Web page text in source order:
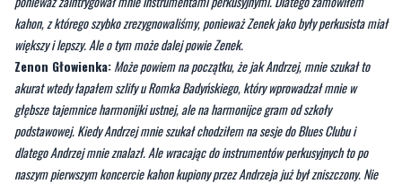
kahon, z którego szybko zrezygnowaliśmy, ponieważ Zenek jako były perkusista miał
większy i lepszy. Ale o tym może dalej powie Zenek.
Zenon Głowienka:Może powiem na początku, że jak Andrzej, mnie szukał to
akurat wtedy łapałem szlify u Romka Badyńskiego, który wprowadzał mnie w
głębsze tajemnice harmonijki ustnej, ale na harmonijce gram od szkoły
podstawowej. Kiedy Andrzej mnie szukał chodziłem na sesje do Blues Clubu i
dlatego Andrzej mnie znalazł. Ale wracając do instrumentów perkusyjnych to po
naszym pierwszym koncercie kahon kupiony przez Andrzeja już był zniszczony. Nie